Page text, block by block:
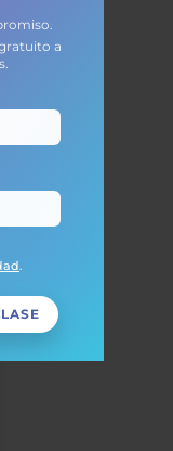
a
.